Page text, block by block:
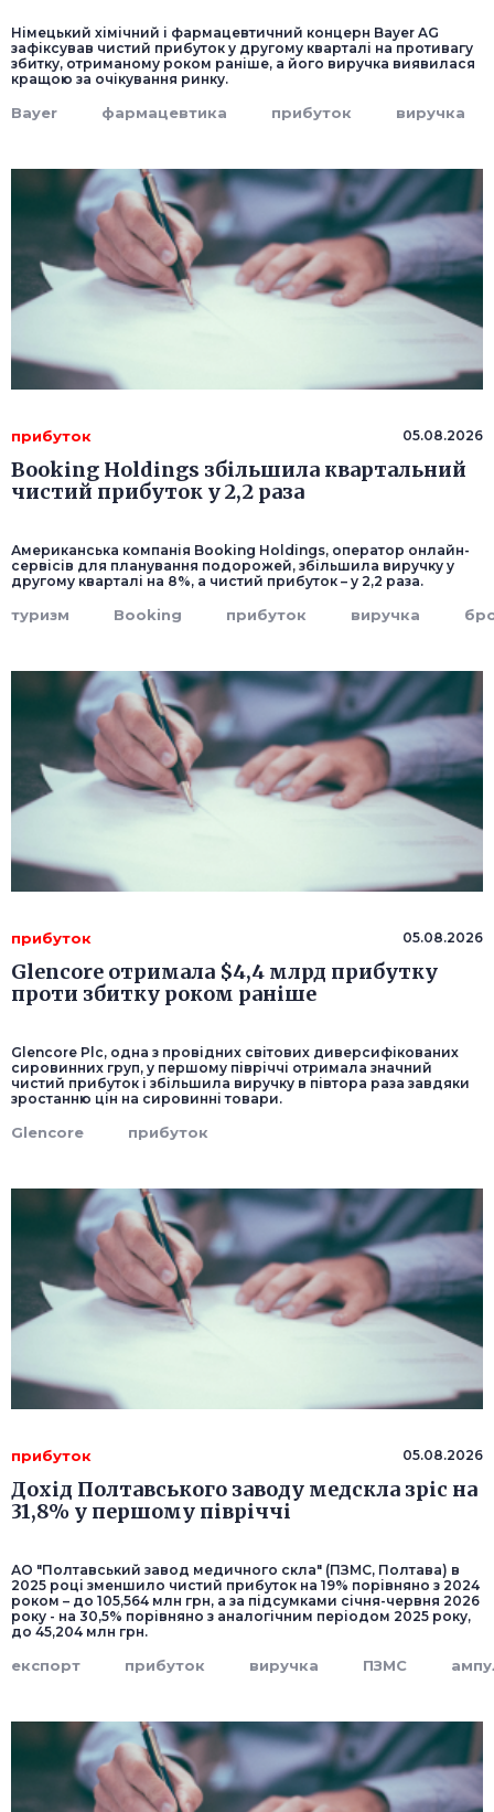
Німецький хімічний і фармацевтичний концерн Bayer AG
зафіксував чистий прибуток у другому кварталі на противагу
збитку, отриманому роком раніше, а його виручка виявилася
кращою за очікування ринку.
Bayer фармацевтика прибуток виручка
прибуток 05.08.2026
Booking Holdings збільшила квартальний
чистий прибуток у 2,2 раза
Американська компанія Booking Holdings, оператор онлайн-
сервісів для планування подорожей, збільшила виручку у
другому кварталі на 8%, а чистий прибуток – у 2,2 раза.
туризм Booking прибуток виручка
прибуток 05.08.2026
Glencore отримала $4,4 млрд прибутку
проти збитку роком раніше
Glencore Plc, одна з провідних світових диверсифікованих
сировинних груп, у першому півріччі отримала значний
чистий прибуток і збільшила виручку в півтора раза завдяки
зростанню цін на сировинні товари.
Glencore прибуток
прибуток 05.08.2026
Дохід Полтавського заводу медскла зріс на
31,8% у першому півріччі
АО "Полтавський завод медичного скла" (ПЗМС, Полтава) в
2025 році зменшило чистий прибуток на 19% порівняно з 2024
роком – до 105,564 млн грн, а за підсумками січня-червня 2026
року - на 30,5% порівняно з аналогічним періодом 2025 року,
до 45,204 млн грн.
експорт прибуток виручка ПЗМС